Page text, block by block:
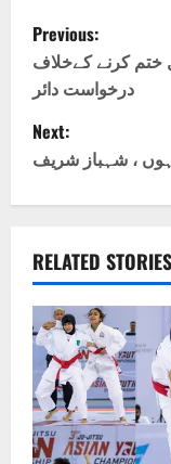
P
o
s
t
n
a
v
i
g
a
Previous:
ختم کرنے کےخلاف
درخواست دائر
Next:
ہوں ، شہباز شریف
RELATED STORIES